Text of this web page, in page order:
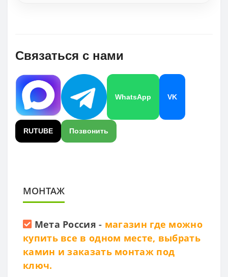
Связаться с нами
WhatsApp VK
RUTUBE Позвонить
МОНТАЖ
Мета Россия - магазин где можно
купить все в одном месте, выбрать
камин и заказать монтаж под
ключ.